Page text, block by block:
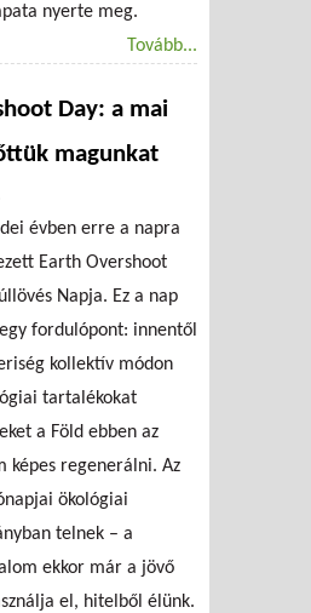
nyerte meg.
Tovább...
Day: a mai
magunkat
évben erre a napra
Earth Overshoot
Napja. Ez a nap
fordulópont: innentől
kollektív módon
tartalékokat
a Föld ebben az
képes regenerálni. Az
ökológiai
telnek – a
ekkor már a jövő
el, hitelből élünk.